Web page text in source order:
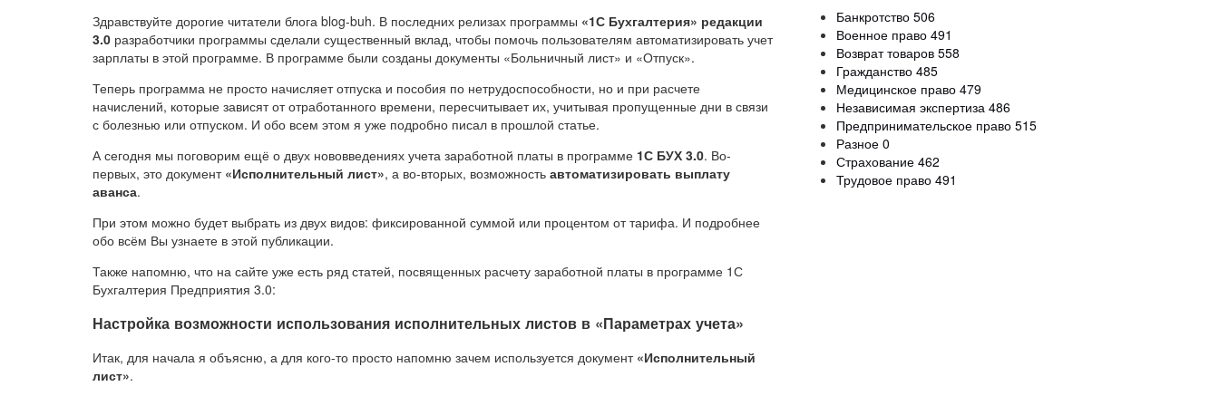
Здравствуйте дорогие читатели блога blog-buh. В последних релизах программы «1С Бухгалтерия» редакции
3.0 разработчики программы сделали существенный вклад, чтобы помочь пользователям автоматизировать учет
зарплаты в этой программе. В программе были созданы документы «Больничный лист» и «Отпуск».
Теперь программа не просто начисляет отпуска и пособия по нетрудоспособности, но и при расчете
начислений, которые зависят от отработанного времени, пересчитывает их, учитывая пропущенные дни в связи
с болезнью или отпуском. И обо всем этом я уже подробно писал в прошлой статье.
А сегодня мы поговорим ещё о двух нововведениях учета заработной платы в программе 1С БУХ 3.0. Во-
первых, это документ «Исполнительный лист», а во-вторых, возможность автоматизировать выплату
аванса.
При этом можно будет выбрать из двух видов: фиксированной суммой или процентом от тарифа. И подробнее
обо всём Вы узнаете в этой публикации.
Также напомню, что на сайте уже есть ряд статей, посвященных расчету заработной платы в программе 1С
Бухгалтерия Предприятия 3.0:
Настройка возможности использования исполнительных листов в «Параметрах учета»
Итак, для начала я объясню, а для кого-то просто напомню зачем используется документ «Исполнительный
лист».
Банкротство 506
Военное право 491
Возврат товаров 558
Гражданство 485
Медицинское право 479
Независимая экспертиза 486
Предпринимательское право 515
Разное 0
Страхование 462
Трудовое право 491